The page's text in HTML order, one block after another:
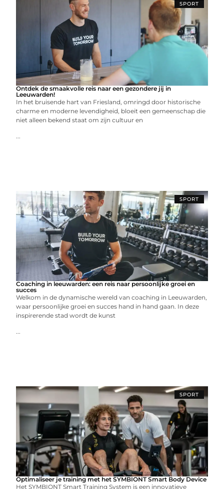
SPORT
Ontdek de smaakvolle reis naar een gezondere jij in
Leeuwarden!
In het bruisende hart van Friesland, omringd door historische
charme en moderne levendigheid, bloeit een gemeenschap die
niet alleen bekend staat om zijn cultuur en
...
SPORT
Coaching in leeuwarden: een reis naar persoonlijke groei en
succes
Welkom in de dynamische wereld van coaching in Leeuwarden,
waar persoonlijke groei en succes hand in hand gaan. In deze
inspirerende stad wordt de kunst
...
SPORT
Optimaliseer je training met het SYMBIONT Smart Body Device
Het SYMBIONT Smart Training System is een innovatieve